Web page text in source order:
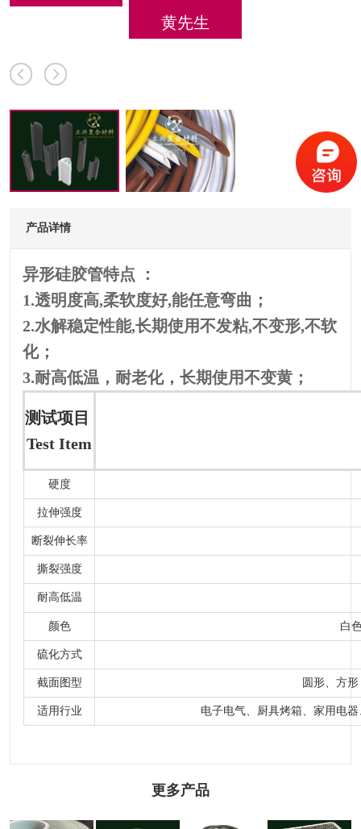
黄先生
产品详情
异形硅胶管特点 ：
1.透明度高,柔软度好,能任意弯曲；
2.水解稳定性能,长期使用不发粘,不变形,不软
化；
3.耐高低温，耐老化，长期使用不变黄；
测试项目
Test Item
硬度
拉伸强度
断裂伸长率
撕裂强度
耐高低温
颜色 白
硫化方式
截面图型 圆形、方
适用行业 电子电气、厨具烤箱、家用电
更多产品